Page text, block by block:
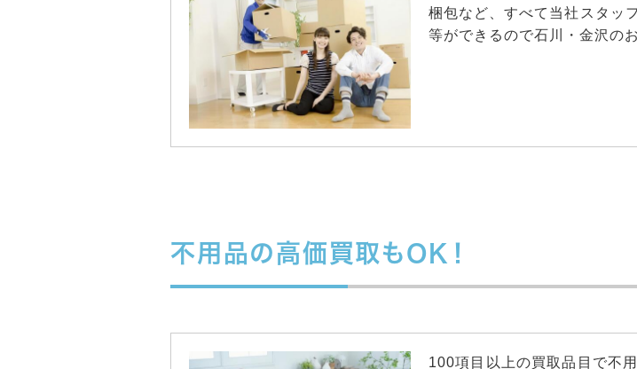
梱包など、すべて当社スタッ
等ができるので石川・金沢の
不用品の高価買取もOK！
100項目以上の買取品目で不